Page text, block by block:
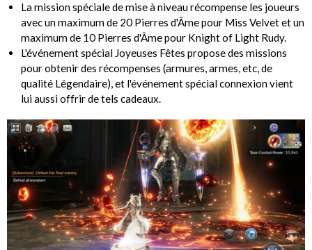
La mission spéciale de mise à niveau récompense les joueurs
avec un maximum de 20 Pierres d'Âme pour Miss Velvet et un
maximum de 10 Pierres d'Âme pour Knight of Light Rudy.
L'événement spécial Joyeuses Fêtes propose des missions
pour obtenir des récompenses (armures, armes, etc, de
qualité Légendaire), et l'événement spécial connexion vient
lui aussi offrir de tels cadeaux.